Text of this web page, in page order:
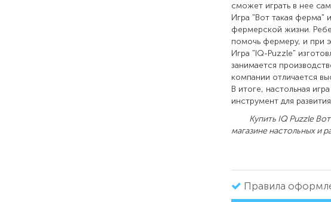
сможет играть в нее
Игра "Вот такая ферма"
фермерской жизни.
помочь фермеру, и при
Игра "IQ-Puzzle"
занимается
компании отличается
В итоге, настольная
инструмент для
Купить IQ Puzzle Вот
магазине настольных и
Правила